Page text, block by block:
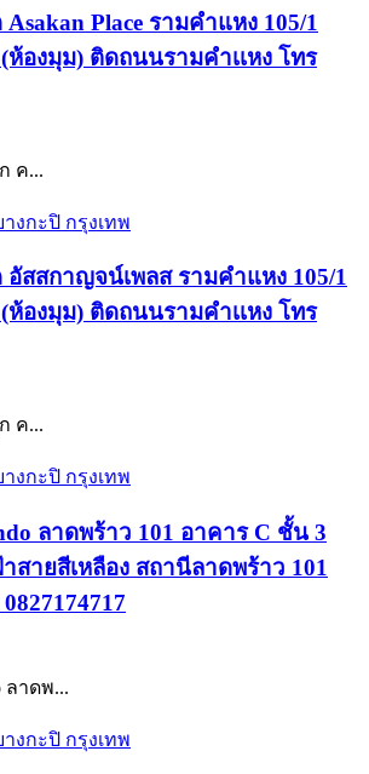
Place รามคำแหง 105/1
ห้องมุม) ติดถนนรามคำเเหง โทร
ค...
งกะปิ กรุงเทพ
อัสสกาญจน์เพลส รามคำแหง 105/1
ห้องมุม) ติดถนนรามคำเเหง โทร
ค...
งกะปิ กรุงเทพ
ลาดพร้าว 101 อาคาร C ชั้น 3
สายสีเหลือง สถานีลาดพร้าว 101
ลาดพ...
งกะปิ กรุงเทพ